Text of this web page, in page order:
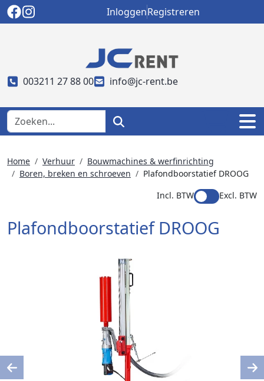
InloggenRegistreren
003211 27 88 00 info@jc-rent.be
Home Verhuur
Bouwmachines & werfinrichting
Boren, breken en schroeven
Plafondboorstatief DROOG
Incl. BTW
Excl. BTW
Plafondboorstatief DROOG
Previous